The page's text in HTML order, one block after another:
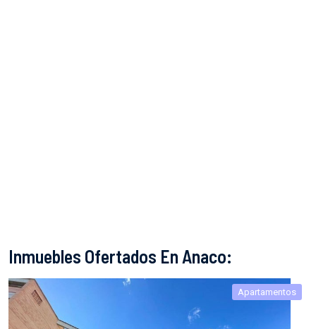
Inmuebles Ofertados En Anaco:
Apartamentos